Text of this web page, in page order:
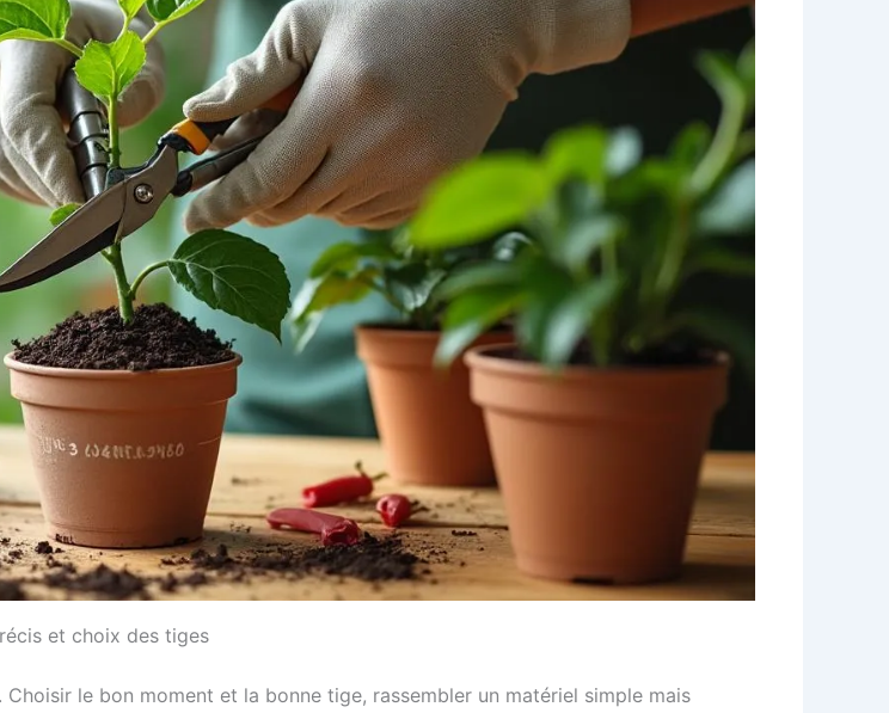
et choix des tiges
le bon moment et la bonne tige, rassembler un matériel simple mais